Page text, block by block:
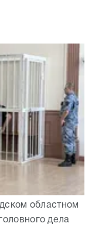
областном
дела